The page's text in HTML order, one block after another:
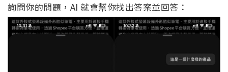
詢問你的問題，AI 就會幫你找出答案並回答：